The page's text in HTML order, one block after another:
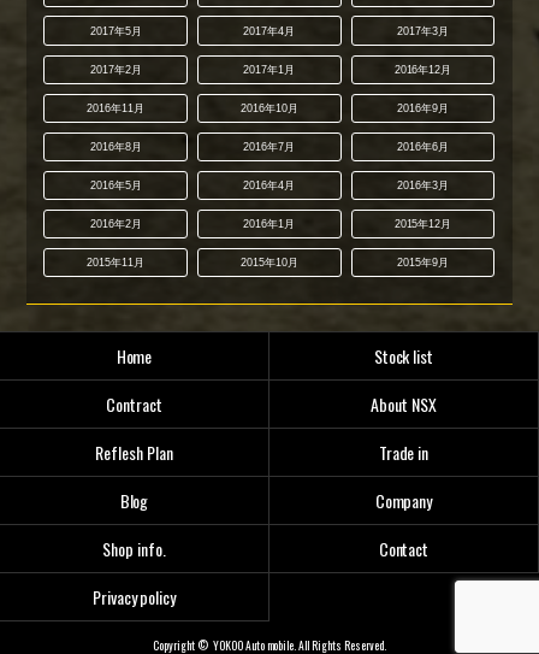
2017年5月 2017年4月 2017年3月
2017年2月 2017年1月 2016年12月
2016年11月 2016年10月 2016年9月
2016年8月 2016年7月 2016年6月
2016年5月 2016年4月 2016年3月
2016年2月 2016年1月 2015年12月
2015年11月 2015年10月 2015年9月
Home
Stock list
Contract
About NSX
Reflesh Plan
Trade in
Blog
Company
Shop info.
Contact
Privacy policy
Copyright © YOKOO Auto mobile. All Rights Reserved.